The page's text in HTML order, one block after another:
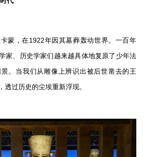
蒙，在1922年因其墓葬轰动世界。一百年
家、历史学家们越来越具体地复原了少年法
。当我们从雕像上辨识出被后世凿去的王
透过历史的尘埃重新浮现。